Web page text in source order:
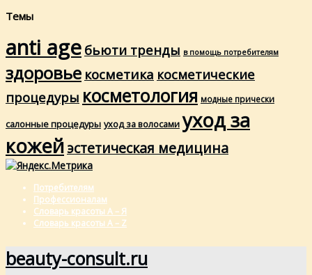
Темы
anti age бьюти тренды в помощь потребителям
здоровье косметика косметические
процедуры косметология модные прически
салонные процедуры уход за волосами уход за
кожейэстетическая медицина
Потребителям
Профессионалам
Словарь красоты А – Я
Словарь красоты A – Z
beauty-consult.ru